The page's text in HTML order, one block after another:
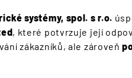
systémy, spol. s r.o.
, které potvrzuje její
zákazníků, ale zároveň